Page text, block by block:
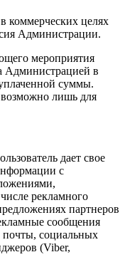
коммерческих целях
Администрации.
мероприятия
Администрацией в
суммы.
лишь для
дает свое
с
рекламного
партнеров
сообщения
почты, социальных
(Viber,